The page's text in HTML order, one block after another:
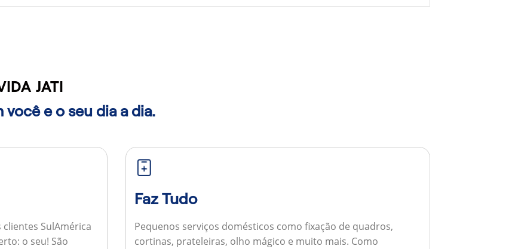
JATI
e o seu dia a dia.
SulAmérica
o seu! São
Faz Tudo
Pequenos serviços domésticos como fixação de quadros,
cortinas, prateleiras, olho mágico e muito mais. Como